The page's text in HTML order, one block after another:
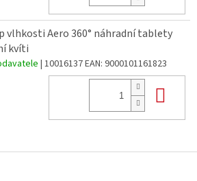
vlhkosti Aero 360° náhradní tablety
kvíti
| 10016137EAN: 9000101161823